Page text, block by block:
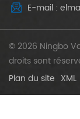
E-mail :
© 2026 Ningbo
droits sont
Plan du site XML